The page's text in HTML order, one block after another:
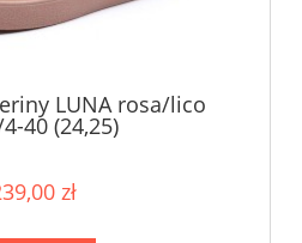
LUNA rosa/lico
40 (24,25)
zł